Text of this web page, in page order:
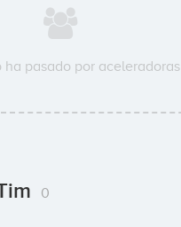
ha pasado por aceleradoras
0